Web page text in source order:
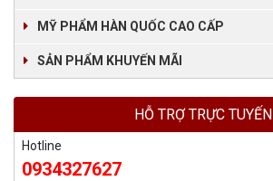
MỸ PHẨM HÀN QUỐC CAO CẤP
SẢN PHẨM KHUYẾN MÃI
HỖ TRỢ TRỰC TUYẾN
Hotline
0934327627